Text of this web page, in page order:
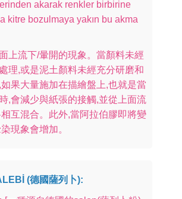
akarak renkler birbirine
kitre bozulmaya yakın bu akma
上流下/暈開的現象。當顏料未經
理,或是泥土顏料未經充分研磨和
果大量施加在描繪盤上,也就是當
,會減少與紙張的接觸,並從上面流
互混合。此外,當阿拉伯膠即將變
現象會增加。
(德國薩列卜):